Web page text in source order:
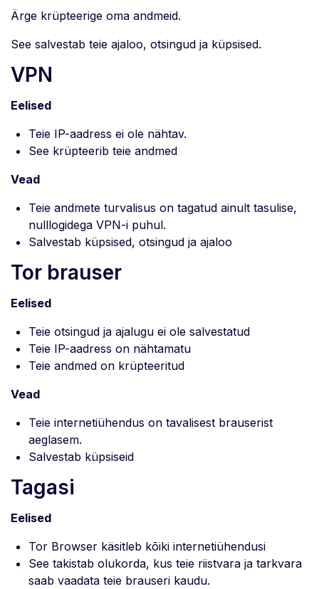
Ärge krüpteerige oma andmeid.
See salvestab teie ajaloo, otsingud ja küpsised.
VPN
Eelised
Teie IP-aadress ei ole nähtav.
See krüpteerib teie andmed
Vead
Teie andmete turvalisus on tagatud ainult tasulise,
nulllogidega VPN-i puhul.
Salvestab küpsised, otsingud ja ajaloo
Tor brauser
Eelised
Teie otsingud ja ajalugu ei ole salvestatud
Teie IP-aadress on nähtamatu
Teie andmed on krüpteeritud
Vead
Teie internetiühendus on tavalisest brauserist
aeglasem.
Salvestab küpsiseid
Tagasi
Eelised
Tor Browser käsitleb kõiki internetiühendusi
See takistab olukorda, kus teie riistvara ja tarkvara
saab vaadata teie brauseri kaudu.